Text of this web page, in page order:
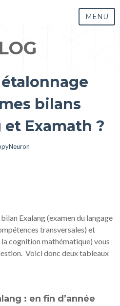
MENU
bilans
et Examath ?
Exalang (examen du langage
transversales) et
cognition mathématique) vous
Voici donc deux tableaux
: en fin d’année